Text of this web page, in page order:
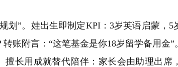
划”。娃出生即制定KPI：3岁英语启蒙，5
账附言：“这笔基金是你18岁留学备用金
擅长用成就替代陪伴：家长会由助理出席